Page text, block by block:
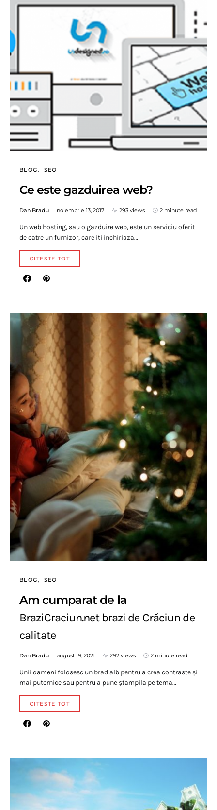
BLOG SEO
Ce este gazduirea web?
Dan Bradu noiembrie 13, 2017 293 views 2 minute read
Un web hosting, sau o gazduire web, este un serviciu oferit
de catre un furnizor, care iti inchiriaza…
CITESTE TOT
BLOG SEO
Am cumparat de la
BraziCraciun.net brazi de Crăciun de
calitate
Dan Bradu august 19, 2021 292 views 2 minute read
Unii oameni folosesc un brad alb pentru a crea contraste și
mai puternice sau pentru a pune ștampila pe tema…
CITESTE TOT